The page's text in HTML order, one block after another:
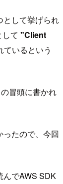
として挙げられ
て "Client
いるという
の冒頭に書かれ
ったので、今回
んでAWS SDK